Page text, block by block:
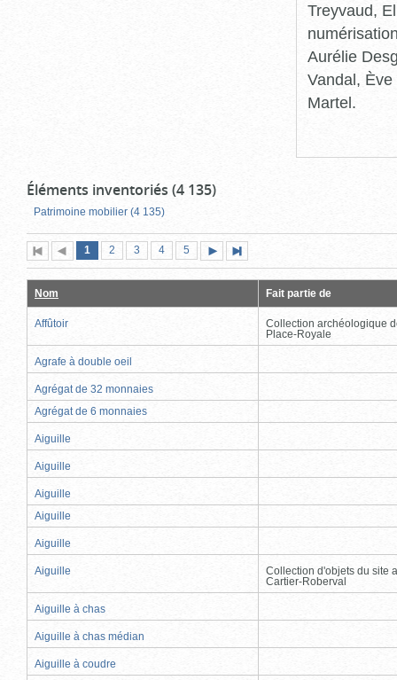
Treyvaud,
Aurélie
Vandal,
Martel.
Éléments inventoriés (4 135)
Patrimoine mobilier (4 135)
Première
page
Page
précédente
Page
1 (page
actuelle)
Page
2 Page
3 Page
4 Page
5
suivante
page
Nom Fait partie de
Affûtoir
Collection archéologique
Place-Royale
Agrafe à double oeil
Agrégat de 32 monnaies
Agrégat de 6 monnaies
Aiguille
Aiguille
Aiguille
Aiguille
Aiguille
Aiguille
Collection d'objets du site
Cartier-Roberval
Aiguille à chas
Aiguille à chas médian
Aiguille à coudre